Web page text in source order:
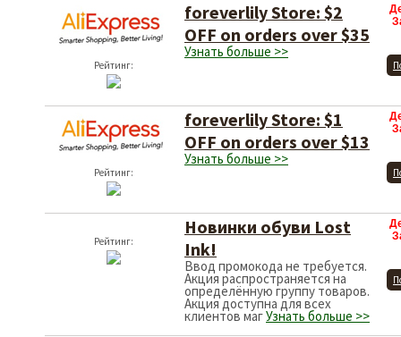
Рейтинг:
foreverlily Store: $2
OFF on orders over $35
Узнать больше >>
Рейтинг:
foreverlily Store: $1
OFF on orders over $13
Узнать больше >>
Рейтинг:
Новинки обуви Lost
Ink!
Ввод промокода не требуется.
Акция распространяется на
определённую группу товаров.
Акция доступна для всех
клиентов магУзнать больше >>